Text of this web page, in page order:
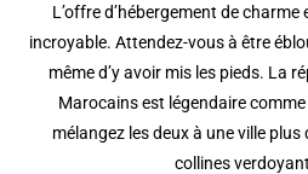
L’offre d’hébergement de charme
incroyable. Attendez-vous à être
même d’y avoir mis les pieds. La
Marocains est légendaire
mélangez les deux à une ville
collines